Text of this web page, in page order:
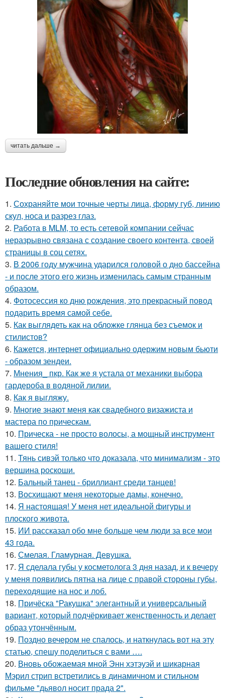
читать дальше →
Последние обновления на сайте:
1. Сохраняйте мои точные черты лица, форму губ, линию
скул, носа и разрез глаз.
2. Работа в MLM, то есть сетевой компании сейчас
неразрывно связана с создание своего контента, своей
страницы в соц сетях.
3. В 2006 году мужчина ударился головой о дно бассейна
- и после этого его жизнь изменилась самым странным
образом.
4. Фотосессия ко дню рождения, это прекрасный повод
подарить время самой себе.
5. Как выглядеть как на обложке глянца без съемок и
стилистов?
6. Кажется, интернет официально одержим новым бьюти
- образом зендеи.
7. Мнения_ пкр. Как же я устала от механики выбора
гардероба в водяной лилии.
8. Как я выгляжу.
9. Многие знают меня как свадебного визажиста и
мастера по прическам.
10. Прическа - не просто волосы, а мощный инструмент
вашего стиля!
11. Тянь сивэй только что доказала, что минимализм - это
вершина роскоши.
12. Бальный танец - бриллиант среди танцев!
13. Восхищают меня некоторые дамы, конечно.
14. Я настоящая! У меня нет идеальной фигуры и
плоского живота.
15. ИИ рассказал обо мне больше чем люди за все мои
43 года.
16. Смелая. Гламурная. Девушка.
17. Я сделала губы у косметолога 3 дня назад, и к вечеру
у меня появились пятна на лице с правой стороны губы,
переходящие на нос и лоб.
18. Причёска "Ракушка" элегантный и универсальный
вариант, который подчёркивает женственность и делает
образ утончённым.
19. Поздно вечером не спалось, и наткнулась вот на эту
статью, спешу поделиться с вами ….
20. Вновь обожаемая мной Энн хэтэуэй и шикарная
Мэрил стрип встретились в динамичном и стильном
фильме "дьявол носит прада 2".